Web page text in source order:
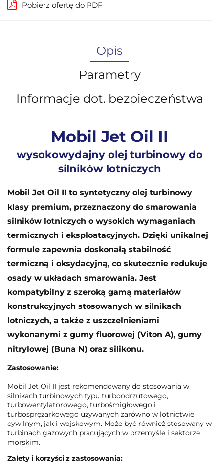
Pobierz ofertę do PDF
Opis
Parametry
Informacje dot. bezpieczeństwa
Mobil Jet Oil II
wysokowydajny olej turbinowy do
silników lotniczych
Mobil Jet Oil II to syntetyczny olej turbinowy
klasy premium, przeznaczony do smarowania
silników lotniczych o wysokich wymaganiach
termicznych i eksploatacyjnych. Dzięki unikalnej
formule zapewnia doskonałą stabilność
termiczną i oksydacyjną, co skutecznie redukuje
osady w układach smarowania. Jest
kompatybilny z szeroką gamą materiałów
konstrukcyjnych stosowanych w silnikach
lotniczych, a także z uszczelnieniami
wykonanymi z gumy fluorowej (Viton A), gumy
nitrylowej (Buna N) oraz silikonu.
Zastosowanie:
Mobil Jet Oil II jest rekomendowany do stosowania w
silnikach turbinowych typu turboodrzutowego,
turbowentylatorowego, turbośmigłowego i
turbosprężarkowego używanych zarówno w lotnictwie
cywilnym, jak i wojskowym. Może być również stosowany w
turbinach gazowych pracujących w przemyśle i sektorze
morskim.
Zalety i korzyści z zastosowania: